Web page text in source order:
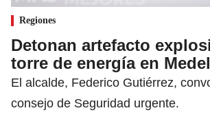
Regiones
Detonan artefacto
torre de energía en
El alcalde, Federico Gutiérrez,
consejo de Seguridad urgente.